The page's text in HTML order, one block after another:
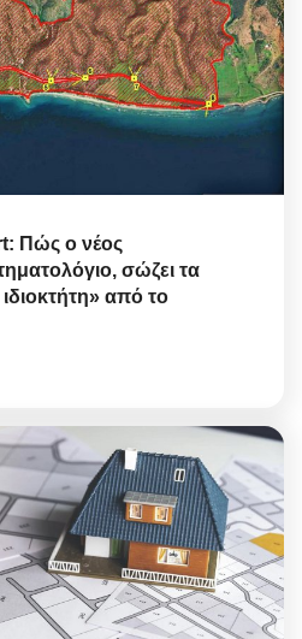
Πώς ο νέος
σώζει τα
από το